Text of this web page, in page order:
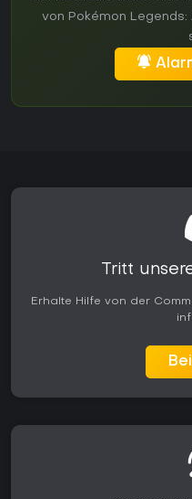
von Pokémon
Tritt
Erhalte Hilfe von der